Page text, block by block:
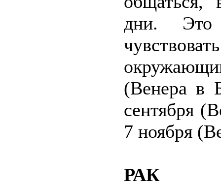
дни. Это
(Венера в
сентября
7 ноября
РАК